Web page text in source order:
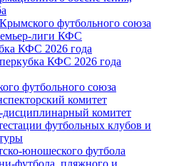
футбольного союза
лиги КФС
КФС 2026 года
КФС 2026 года
футбольного союза
комитет
дисциплинарный комитет
футбольных клубов и
юношеского футбола
футбола, пляжного и